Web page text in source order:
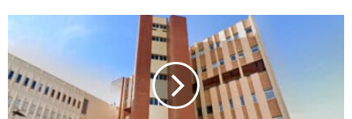
s
é
c
u
M
a
r
s
e